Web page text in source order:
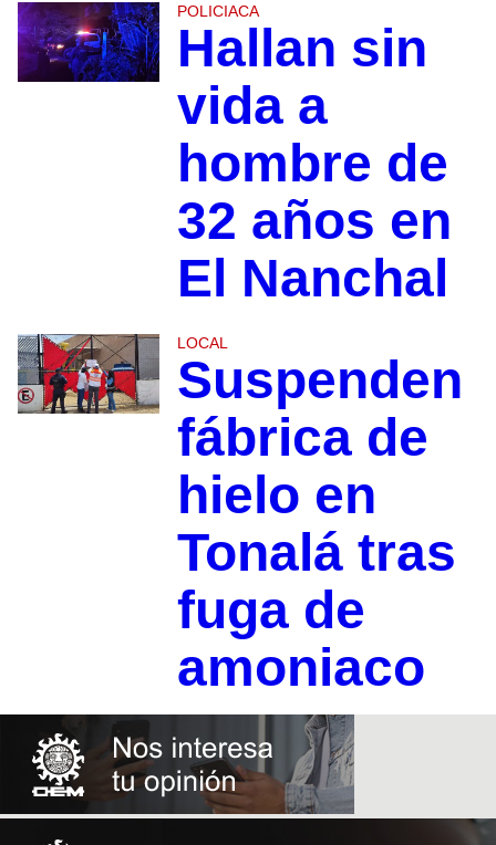
POLICIACA
Hallan sin
vida a
hombre de
32 años en
El Nanchal
LOCAL
Suspenden
fábrica de
hielo en
Tonalá tras
fuga de
amoniaco